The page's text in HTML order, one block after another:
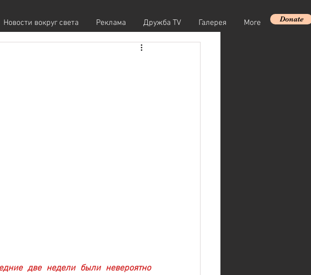
Новости вокруг света Реклама Дружба TV Галерея More Donate
две недели были невероятно